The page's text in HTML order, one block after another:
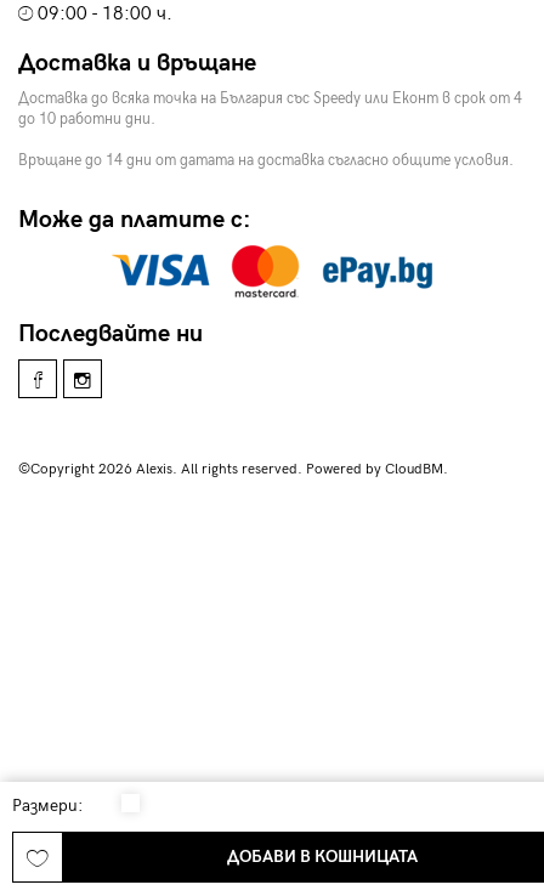
Размери:
ДОБАВИ В КОШНИЦАТА
09:00 - 18:00 ч.
Доставка и връщане
Доставка до всяка точка на България със Speedy или Еконт в срок от 4
до 10 работни дни.
Връщане до 14 дни от датата на доставка съгласно общите условия.
Може да платите с:
Последвайте ни
©Copyright 2026 Alexis. All rights reserved. Powered by CloudBM.